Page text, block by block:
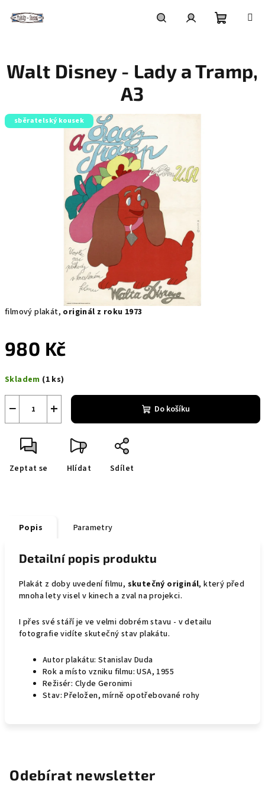
košík
filmový plakát, originál z roku 1973
980 Kč
cena:
Skladem (1 ks)
+
− Do košíku
Zeptat se Hlídat Sdílet
Walt Disney - Lady a Tramp,
A3
sběratelský kousek
Popis Parametry
Detailní popis produktu
Plakát z doby uvedení filmu, skutečný originál, který před
mnoha lety visel v kinech a zval na projekci.
I přes své stáří je ve velmi dobrém stavu - v detailu
fotografie vidíte skutečný stav plakátu.
Autor plakátu: Stanislav Duda
Rok a místo vzniku filmu: USA, 1955
Režisér: Clyde Geronimi
Stav: Přeložen, mírně opotřebované rohy
Odebírat newsletter